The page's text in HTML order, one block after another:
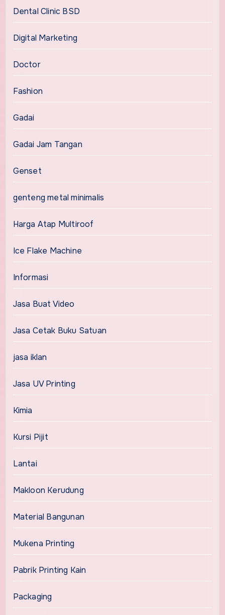
Dental Clinic BSD
Digital Marketing
Doctor
Fashion
Gadai
Gadai Jam Tangan
Genset
genteng metal minimalis
Harga Atap Multiroof
Ice Flake Machine
Informasi
Jasa Buat Video
Jasa Cetak Buku Satuan
jasa iklan
Jasa UV Printing
Kimia
Kursi Pijit
Lantai
Makloon Kerudung
Material Bangunan
Mukena Printing
Pabrik Printing Kain
Packaging